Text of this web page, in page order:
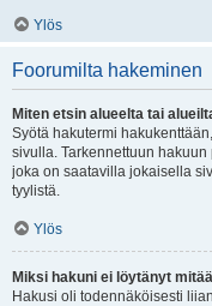
Ylös
Foorumilta hakeminen
Miten etsin alueelta tai
Syötä hakutermi
sivulla. Tarkennettuun hakuun
joka on saatavilla jokaisella
tyylistä.
Ylös
Miksi hakuni ei löytänyt
Hakusi oli todennäköisesti